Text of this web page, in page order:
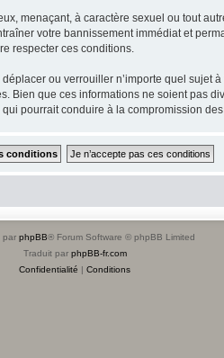
menaçant, à caractère sexuel ou tout
votre bannissement immédiat et
respecter ces conditions.
ou verrouiller n’importe quel sujet
que ces informations ne soient pas
pourrait conduire à la compromission
par phpBB® Forum Software © phpBB Limited
Traduit par phpBB-fr.com
Confidentialité | Conditions